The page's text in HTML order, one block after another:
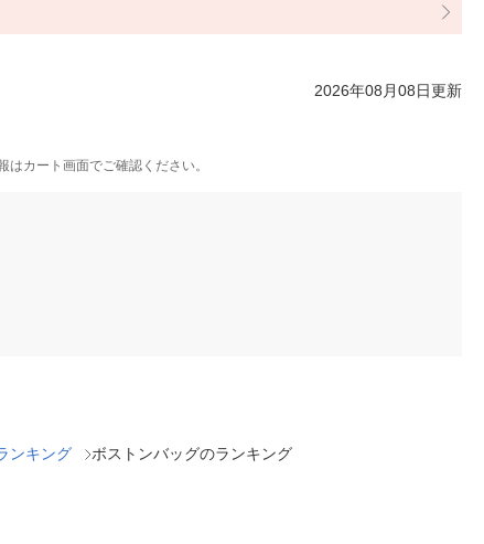
2026年08月08日更新
カート画面でご確認ください。
ンキング ボストンバッグのランキング